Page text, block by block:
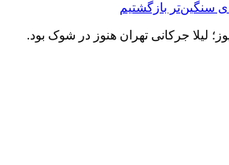
سنگین‌تر بازگشتیم
لیلا جرکانی تهران هنوز در شوک بود.